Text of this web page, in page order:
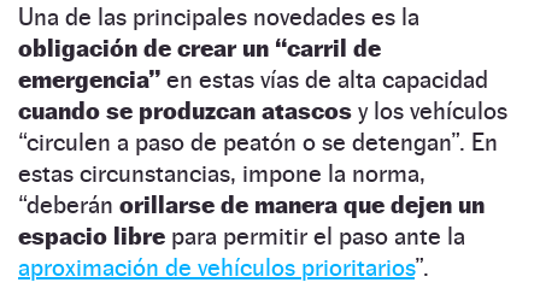
Una de las principales novedades es la
obligación de crear un “carril de
emergencia” en estas vías de alta capacidad
cuando se produzcan atascos y los vehículos
“circulen a paso de peatón o se detengan”. En
estas circunstancias, impone la norma,
“deberán orillarse de manera que dejen un
espacio libre para permitir el paso ante la
aproximación de vehículos prioritarios”.